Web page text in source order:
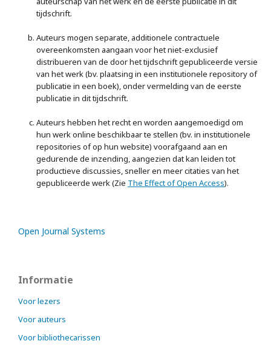
tijdschrift.
Auteurs mogen separate, additionele contractuele
overeenkomsten aangaan voor het niet-exclusief
distribueren van de door het tijdschrift gepubliceerde versie
van het werk (bv. plaatsing in een institutionele repository of
publicatie in een boek), onder vermelding van de eerste
publicatie in dit tijdschrift.
Auteurs hebben het recht en worden aangemoedigd om
hun werk online beschikbaar te stellen (bv. in institutionele
repositories of op hun website) voorafgaand aan en
gedurende de inzending, aangezien dat kan leiden tot
productieve discussies, sneller en meer citaties van het
gepubliceerde werk (Zie The Effect of Open Access).
Open Journal Systems
Informatie
Voor lezers
Voor auteurs
Voor bibliothecarissen